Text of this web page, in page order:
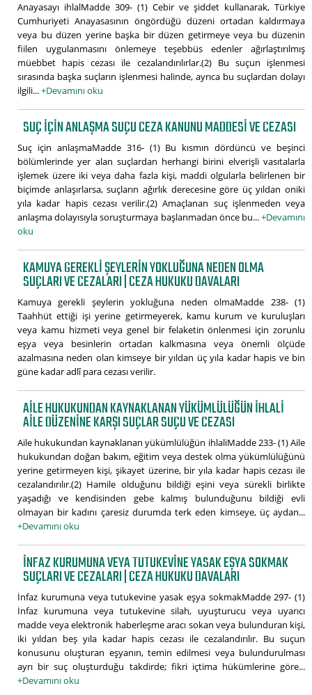
Anayasayı ihlalMadde 309- (1) Cebir ve şiddet kullanarak, Türkiye
Cumhuriyeti Anayasasının öngördüğü düzeni ortadan kaldırmaya
veya bu düzen yerine başka bir düzen getirmeye veya bu düzenin
fiilen uygulanmasını önlemeye teşebbüs edenler ağırlaştırılmış
müebbet hapis cezası ile cezalandırılırlar.(2) Bu suçun işlenmesi
sırasında başka suçların işlenmesi halinde, ayrıca bu suçlardan dolayı
ilgili...+Devamını oku
SUÇ IÇIN ANLAŞMA SUÇU CEZA KANUNU MADDESI VE CEZASI
Suç için anlaşmaMadde 316- (1) Bu kısmın dördüncü ve beşinci
bölümlerinde yer alan suçlardan herhangi birini elverişli vasıtalarla
işlemek üzere iki veya daha fazla kişi, maddi olgularla belirlenen bir
biçimde anlaşırlarsa, suçların ağırlık derecesine göre üç yıldan oniki
yıla kadar hapis cezası verilir.(2) Amaçlanan suç işlenmeden veya
anlaşma dolayısıyla soruşturmaya başlanmadan önce bu...+Devamını
oku
KAMUYA GEREKLI ŞEYLERIN YOKLUĞUNA NEDEN OLMA
SUÇLARI VE CEZALARI | CEZA HUKUKU DAVALARI
Kamuya gerekli şeylerin yokluğuna neden olmaMadde 238- (1)
Taahhüt ettiği işi yerine getirmeyerek, kamu kurum ve kuruluşları
veya kamu hizmeti veya genel bir felaketin önlenmesi için zorunlu
eşya veya besinlerin ortadan kalkmasına veya önemli ölçüde
azalmasına neden olan kimseye bir yıldan üç yıla kadar hapis ve bin
güne kadar adlî para cezası verilir.
AILE HUKUKUNDAN KAYNAKLANAN YÜKÜMLÜLÜĞÜN IHLALI
AILE DÜZENINE KARŞI SUÇLAR SUÇU VE CEZASI
Aile hukukundan kaynaklanan yükümlülüğün ihlaliMadde 233- (1) Aile
hukukundan doğan bakım, eğitim veya destek olma yükümlülüğünü
yerine getirmeyen kişi, şikayet üzerine, bir yıla kadar hapis cezası ile
cezalandırılır.(2) Hamile olduğunu bildiği eşini veya sürekli birlikte
yaşadığı ve kendisinden gebe kalmış bulunduğunu bildiği evli
olmayan bir kadını çaresiz durumda terk eden kimseye, üç aydan...
+Devamını oku
İNFAZ KURUMUNA VEYA TUTUKEVINE YASAK EŞYA SOKMAK
SUÇLARI VE CEZALARI | CEZA HUKUKU DAVALARI
İnfaz kurumuna veya tutukevine yasak eşya sokmakMadde 297- (1)
İnfaz kurumuna veya tutukevine silah, uyuşturucu veya uyarıcı
madde veya elektronik haberleşme aracı sokan veya bulunduran kişi,
iki yıldan beş yıla kadar hapis cezası ile cezalandırılır. Bu suçun
konusunu oluşturan eşyanın, temin edilmesi veya bulundurulması
ayrı bir suç oluşturduğu takdirde; fikri içtima hükümlerine göre...
+Devamını oku